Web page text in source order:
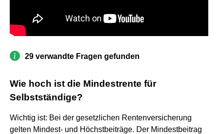
29 verwandte Fragen gefunden
Wie hoch ist die Mindestrente für
Selbstständige?
Wichtig ist: Bei der gesetzlichen Rentenversicherung
gelten Mindest- und Höchstbeiträge. Der Mindestbeitrag